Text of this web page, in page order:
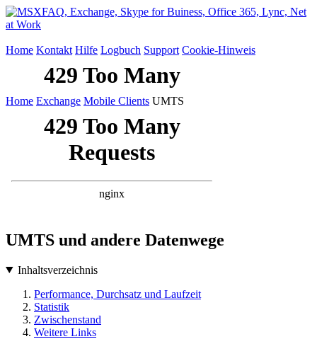
Home Kontakt Hilfe Logbuch Support Cookie-Hinweis
Home Exchange Mobile Clients UMTS
UMTS und andere Datenwege
Inhaltsverzeichnis
Performance, Durchsatz und Laufzeit
Statistik
Zwischenstand
Weitere Links